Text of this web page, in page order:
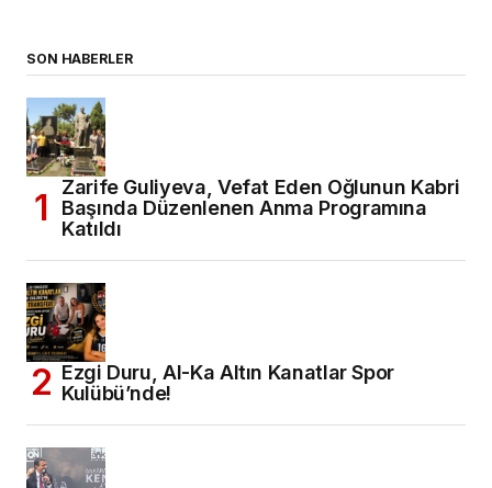
SON HABERLER
Zarife Guliyeva, Vefat Eden Oğlunun Kabri
Başında Düzenlenen Anma Programına
Katıldı
Ezgi Duru, Al-Ka Altın Kanatlar Spor
Kulübü’nde!